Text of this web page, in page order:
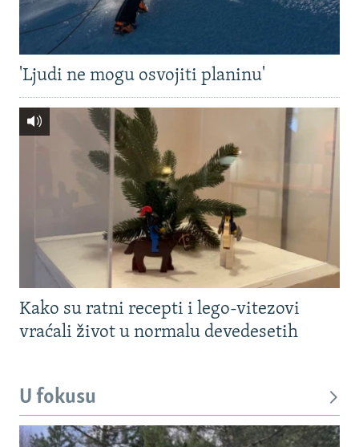
'Ljudi ne mogu osvojiti planinu'
Kako su ratni recepti i lego-vitezovi
vraćali život u normalu devedesetih
U fokusu